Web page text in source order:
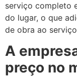
serviço completo
do lugar, o que
de obra ao
A
preço no